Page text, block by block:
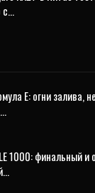
с…
E: огни залива,
1000: финальный и